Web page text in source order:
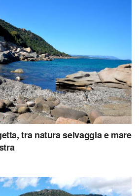
tra natura selvaggia e mare